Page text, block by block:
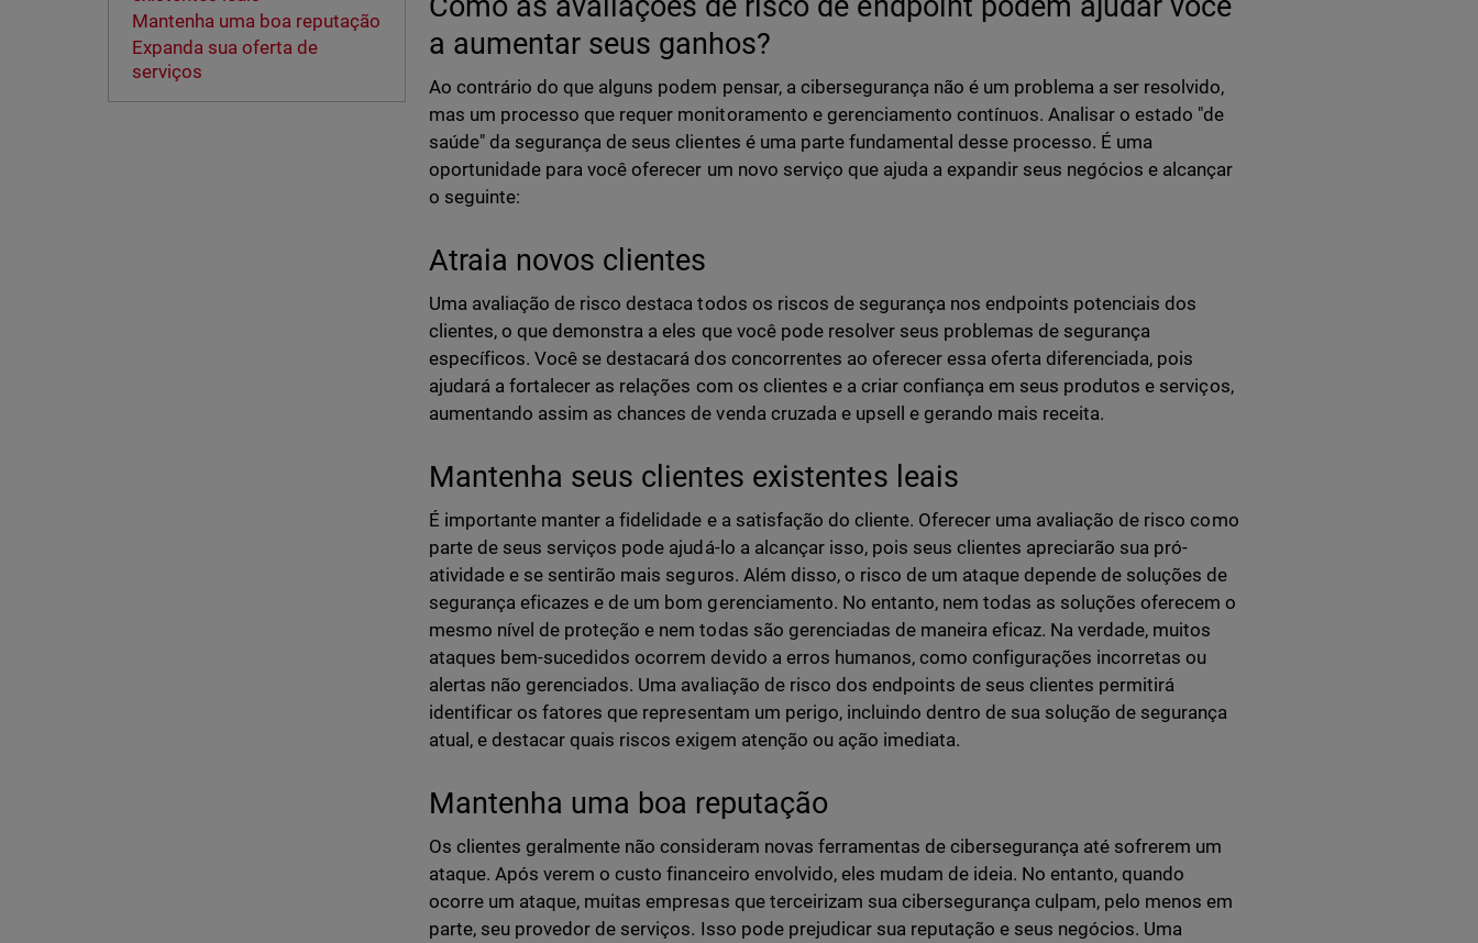
Mantenha uma boa reputação
Expanda sua oferta de
serviços
a aumentar seus ganhos?
Ao contrário do que alguns podem pensar, a cibersegurança não é um problema a ser resolvido,
mas um processo que requer monitoramento e gerenciamento contínuos. Analisar o estado "de
saúde" da segurança de seus clientes é uma parte fundamental desse processo. É uma
oportunidade para você oferecer um novo serviço que ajuda a expandir seus negócios e alcançar
o seguinte:
Atraia novos clientes
Uma avaliação de risco destaca todos os riscos de segurança nos endpoints potenciais dos
clientes, o que demonstra a eles que você pode resolver seus problemas de segurança
específicos. Você se destacará dos concorrentes ao oferecer essa oferta diferenciada, pois
ajudará a fortalecer as relações com os clientes e a criar confiança em seus produtos e serviços,
aumentando assim as chances de venda cruzada e upsell e gerando mais receita.
Mantenha seus clientes existentes leais
É importante manter a fidelidade e a satisfação do cliente. Oferecer uma avaliação de risco como
parte de seus serviços pode ajudá-lo a alcançar isso, pois seus clientes apreciarão sua pró-
atividade e se sentirão mais seguros. Além disso, o risco de um ataque depende de soluções de
segurança eficazes e de um bom gerenciamento. No entanto, nem todas as soluções oferecem o
mesmo nível de proteção e nem todas são gerenciadas de maneira eficaz. Na verdade, muitos
ataques bem-sucedidos ocorrem devido a erros humanos, como configurações incorretas ou
alertas não gerenciados. Uma avaliação de risco dos endpoints de seus clientes permitirá
identificar os fatores que representam um perigo, incluindo dentro de sua solução de segurança
atual, e destacar quais riscos exigem atenção ou ação imediata.
Mantenha uma boa reputação
Os clientes geralmente não consideram novas ferramentas de cibersegurança até sofrerem um
ataque. Após verem o custo financeiro envolvido, eles mudam de ideia. No entanto, quando
ocorre um ataque, muitas empresas que terceirizam sua cibersegurança culpam, pelo menos em
parte, seu provedor de serviços. Isso pode prejudicar sua reputação e seus negócios. Uma